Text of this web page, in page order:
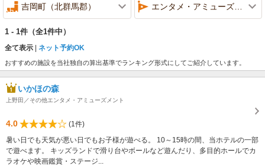
吉岡町（北群馬郡） エンタメ・アミューズメント
1 - 1件 （全1件中）
全て表示 ネット予約OK
おすすめの施設を当社独自の算出基準でランキング形式にしてご紹介しています。
いかほの森
上野田／その他エンタメ・アミューズメント
4.0
(1件)
暑い日でも天気が悪い日でもお子様が遊べる。 10～15時の間、当ホテルの一部
で遊べます。 キッズランドで滑り台やボールなど遊んだり、多目的ホールでカ
ラオケや映画鑑賞・ステージ...